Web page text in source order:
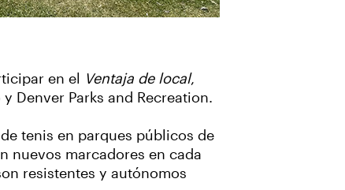
en el Ventaja de local,
Denver Parks and Recreation.
tenis en parques públicos de
nuevos marcadores en cada
resistentes y autónomos